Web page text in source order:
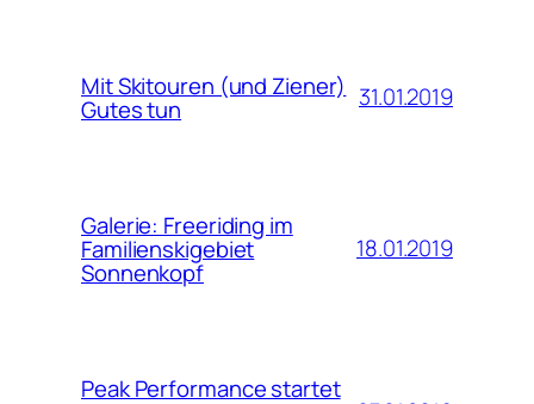
Mit Skitouren (und Ziener)
Gutes tun 31.01.2019
Galerie: Freeriding im
Familienskigebiet
Sonnenkopf
18.01.2019
Peak Performance startet